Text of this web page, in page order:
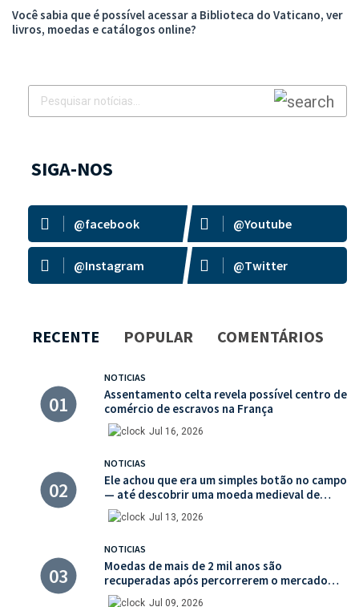
Você sabia que é possível acessar a Biblioteca do Vaticano, ver
livros, moedas e catálogos online?
SIGA-NOS
@facebook @Youtube
@Instagram @Twitter
RECENTE POPULAR COMENTÁRIOS
NOTICIAS
Assentamento celta revela possível centro de
comércio de escravos na França
Jul 16, 2026
NOTICIAS
Ele achou que era um simples botão no campo
— até descobrir uma moeda medieval de
valor histórico incalculável
Jul 13, 2026
NOTICIAS
Moedas de mais de 2 mil anos são
recuperadas após percorrerem o mercado
ilegal de antiguidades
Jul 09, 2026